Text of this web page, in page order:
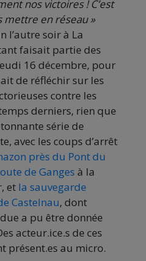
nos victoires ! C’est
mettre en réseau »
l’autre soir à La
faisait partie des
16 décembre, pour
de réfléchir sur les
contre les
derniers, rien que
série de
avec les coups d’arrêt
près du Pont du
de Ganges à la
et la sauvegarde
Castelnau, dont
a pu être donnée
acteur.ice.s de ces
présent.es au micro.